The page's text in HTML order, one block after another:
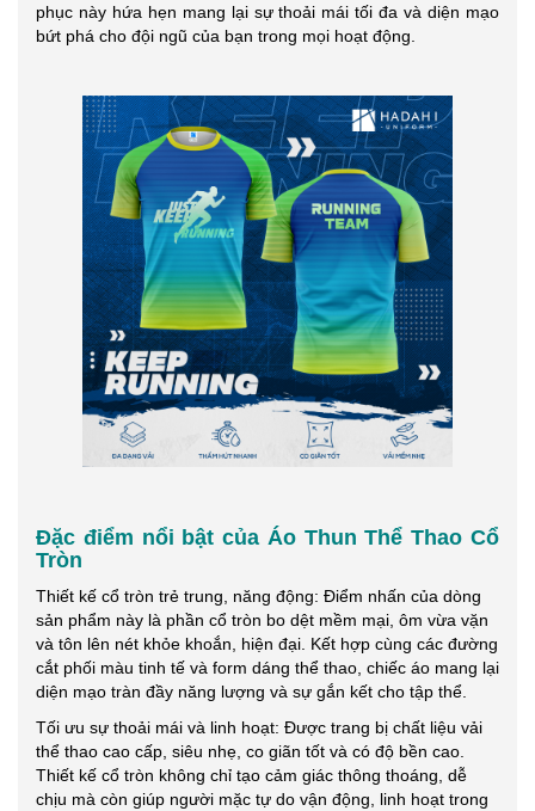
phục này hứa hẹn mang lại sự thoải mái tối đa và diện mạo
bứt phá cho đội ngũ của bạn trong mọi hoạt động.
Đặc điểm nổi bật của Áo Thun Thể Thao Cổ
Tròn
Thiết kế cổ tròn trẻ trung, năng động: Điểm nhấn của dòng
sản phẩm này là phần cổ tròn bo dệt mềm mại, ôm vừa vặn
và tôn lên nét khỏe khoắn, hiện đại. Kết hợp cùng các đường
cắt phối màu tinh tế và form dáng thể thao, chiếc áo mang lại
diện mạo tràn đầy năng lượng và sự gắn kết cho tập thể.
Tối ưu sự thoải mái và linh hoạt: Được trang bị chất liệu vải
thể thao cao cấp, siêu nhẹ, co giãn tốt và có độ bền cao.
Thiết kế cổ tròn không chỉ tạo cảm giác thông thoáng, dễ
chịu mà còn giúp người mặc tự do vận động, linh hoạt trong